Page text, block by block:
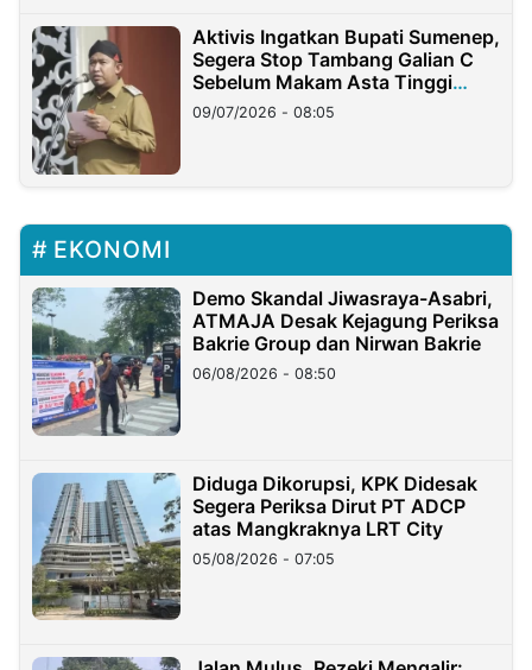
Aktivis Ingatkan Bupati Sumenep,
Segera Stop Tambang Galian C
Sebelum Makam Asta Tinggi
Longsor
09/07/2026 - 08:05
EKONOMI
Demo Skandal Jiwasraya-Asabri,
ATMAJA Desak Kejagung Periksa
Bakrie Group dan Nirwan Bakrie
06/08/2026 - 08:50
Diduga Dikorupsi, KPK Didesak
Segera Periksa Dirut PT ADCP
atas Mangkraknya LRT City
05/08/2026 - 07:05